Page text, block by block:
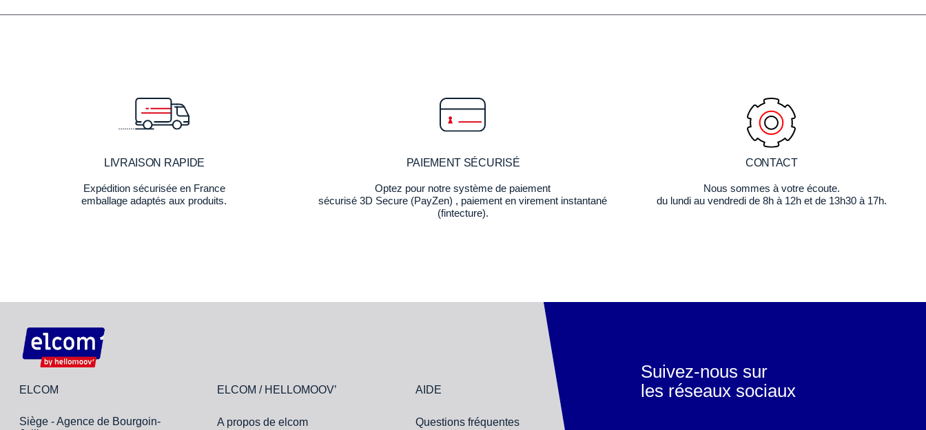
LIVRAISON RAPIDE
Expédition sécurisée en France
emballage adaptés aux produits.
PAIEMENT SÉCURISÉ
Optez pour notre système de paiement
sécurisé 3D Secure (PayZen) , paiement en virement instantané
(fintecture).
CONTACT
Nous sommes à votre écoute.
du lundi au vendredi de 8h à 12h et de 13h30 à 17h.
ELCOM
Siège - Agence de Bourgoin-
ELCOM / HELLOMOOV’
A propos de elcom
AIDE
Questions fréquentes
Suivez-nous sur
les réseaux sociaux